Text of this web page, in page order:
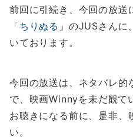
前回に引続き、今回の放送
「ちりぬる 」のJUSさんに
いております。
今回の放送は、ネタバレ的
で、映画Winnyを未だ観て
お聴きになる前に、是非、
い。